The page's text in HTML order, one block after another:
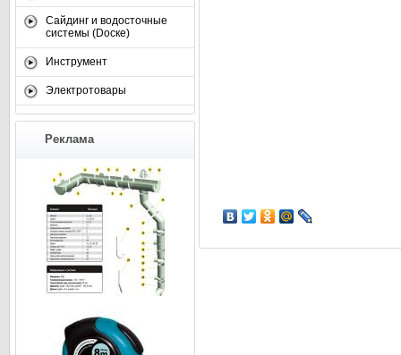
Сайдинг и водосточные
системы (Dоске)
Инструмент
Электротовары
Реклама